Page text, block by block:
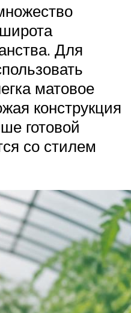
Для
матовое
конструкция
готовой
со стилем